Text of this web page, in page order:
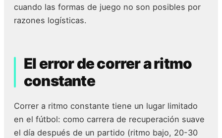
cuando las formas de juego no son posibles por
razones logísticas.
El error de correr a ritmo
constante
Correr a ritmo constante tiene un lugar limitado
en el fútbol: como carrera de recuperación suave
el día después de un partido (ritmo bajo, 20-30